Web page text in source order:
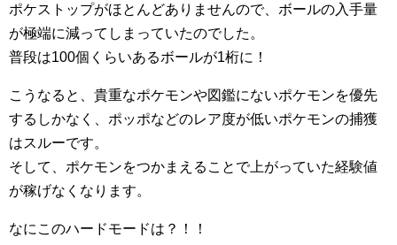
ポケストップがほとんどありませんので、ボールの入手量
が極端に減ってしまっていたのでした。
普段は100個くらいあるボールが1桁に！
こうなると、貴重なポケモンや図鑑にないポケモンを優先
するしかなく、ポッポなどのレア度が低いポケモンの捕獲
はスルーです。
そして、ポケモンをつかまえることで上がっていた経験値
が稼げなくなります。
なにこのハードモードは？！！